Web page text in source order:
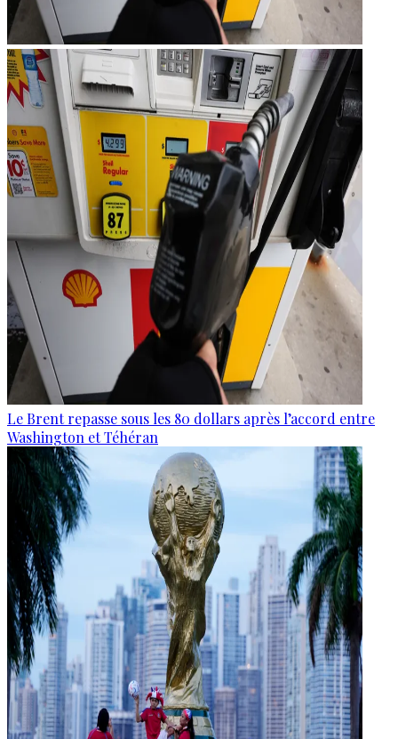
Le Brent repasse sous les 80 dollars après l’accord entre
Washington et Téhéran